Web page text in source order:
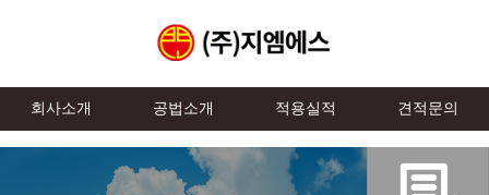
회사소개 공법소개 적용실적 견적문의